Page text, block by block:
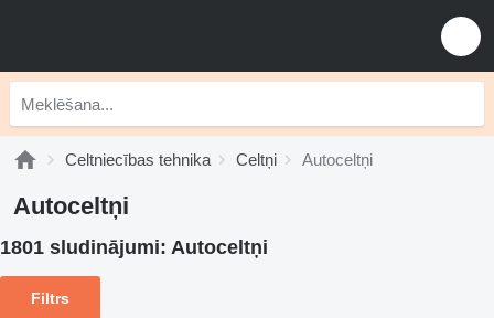
Celtniecības tehnika Celtņi Autoceltņi
Autoceltņi
1801 sludinājumi: Autoceltņi
Filtrs